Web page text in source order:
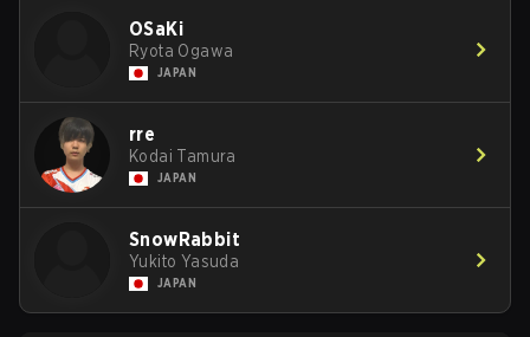
OSaKi
Ryota Ogawa
JAPAN
rre
Kodai Tamura
JAPAN
SnowRabbit
Yukito Yasuda
JAPAN